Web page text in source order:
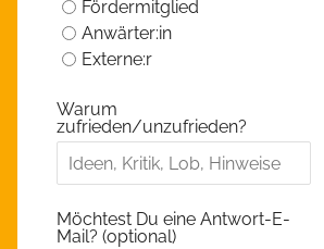
Fördermitglied
Anwärter:in
Externe:r
Warum
zufrieden/unzufrieden?
Möchtest Du eine Antwort-E-
Mail? (optional)